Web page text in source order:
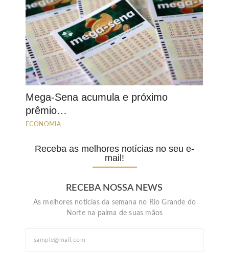
Mega-Sena acumula e próximo
prêmio…
ECONOMIA
Receba as melhores notícias no seu e-
mail!
RECEBA NOSSA NEWS
As melhores noticias da semana no Rio Grande do
Norte na palma de suas mãos